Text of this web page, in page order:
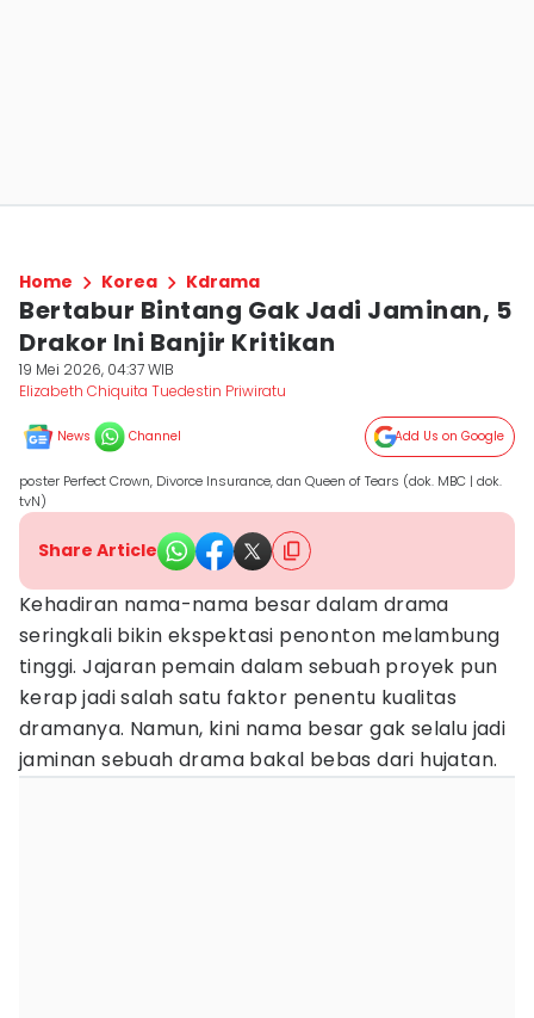
Home Korea Kdrama
Bertabur Bintang Gak Jadi Jaminan, 5
Drakor Ini Banjir Kritikan
19 Mei 2026, 04:37 WIB
Elizabeth Chiquita Tuedestin Priwiratu
News Channel Add Us on Google
poster Perfect Crown, Divorce Insurance, dan Queen of Tears (dok. MBC | dok.
tvN)
Share Article
Kehadiran nama-nama besar dalam drama
seringkali bikin ekspektasi penonton melambung
tinggi. Jajaran pemain dalam sebuah proyek pun
kerap jadi salah satu faktor penentu kualitas
dramanya. Namun, kini nama besar gak selalu jadi
jaminan sebuah drama bakal bebas dari hujatan.